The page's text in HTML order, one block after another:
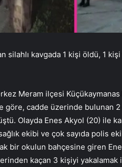
silahlı kavgada 1 kişi öldü, 1
Meram ilçesi
cadde üzerinde bulunan 2
Olayda Enes Akyol (20) ile
ekibi ve çok sayıda polis
bir okulun bahçesine giren
kaçan 3 kişiyi yakalamak